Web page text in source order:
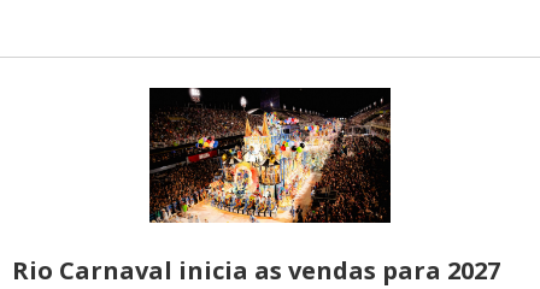
Rio Carnaval inicia as vendas para 2027